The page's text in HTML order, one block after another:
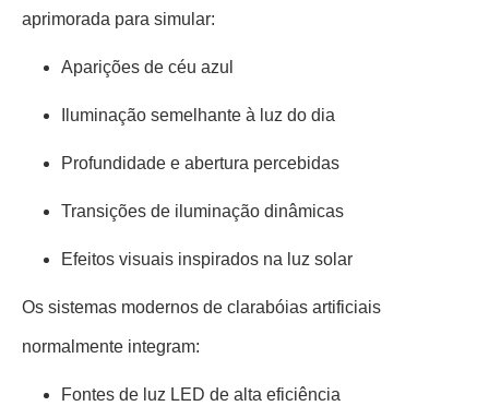
aprimorada para simular:
Aparições de céu azul
Iluminação semelhante à luz do dia
Profundidade e abertura percebidas
Transições de iluminação dinâmicas
Efeitos visuais inspirados na luz solar
Os sistemas modernos de clarabóias artificiais
normalmente integram:
Fontes de luz LED de alta eficiência